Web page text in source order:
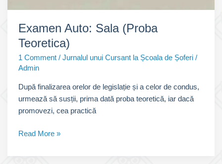
Examen Auto: Sala (Proba
Teoretica)
1 Comment /Jurnalul unui Cursant la Școala de Șoferi /
Admin
După finalizarea orelor de legislație și a celor de condus,
urmează să susții, prima dată proba teoretică, iar dacă
promovezi, cea practică
Examen
Sala
Read More »